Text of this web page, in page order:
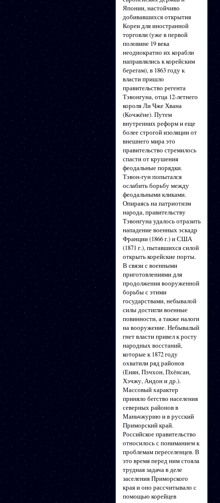
Японии, настойчиво
добивавшихся открытия
Кореи для иностранной
торговли (уже в первой
половине 19 века
неоднократно их корабли
направлялись к корейским
берегам), в 1863 году к
власти пришло
правительство регента
Тэвонгуна, отца 12-летнего
короля Ли Чже Хвана
(Кочжёне). Путем
внутренних реформ и еще
более строгой изоляции от
внешнего мира это
правительство стремилось
спасти от крушения
феодальные порядки.
Тэвон-гун попытался
ослабить борьбу между
феодальными кликами.
Опираясь на патриотизм
народа, правительству
Тэвонгуна удалось отразить
нападение военных эскадр
Франции (1866 г.) и США
(1871 г.), пытавшихся силой
открыть корейские порты.
В связи с военными
приготовлениями для
продолжения вооруженной
борьбы с этими
государствами, небывалой
силы достигли военные
повинности, а также налоги
на вооружение. Небывалый
гнет власти привел к росту
народных восстаний,
которые к 1872 году
охватили ряд районов
(Енян, Пэчхон, Пхёнсан,
Хэчжу, Андон и др.).
Массовый характер
приняло бегство населения
северных районов в
Маньчжурию и в русский
Приморский край.
Российское правительство
относилось с пониманием к
проблемам переселенцев. В
это время перед ним стояла
трудная задача в деле
заселения Приморского
края и оно рассчитывало с
помощью корейцев